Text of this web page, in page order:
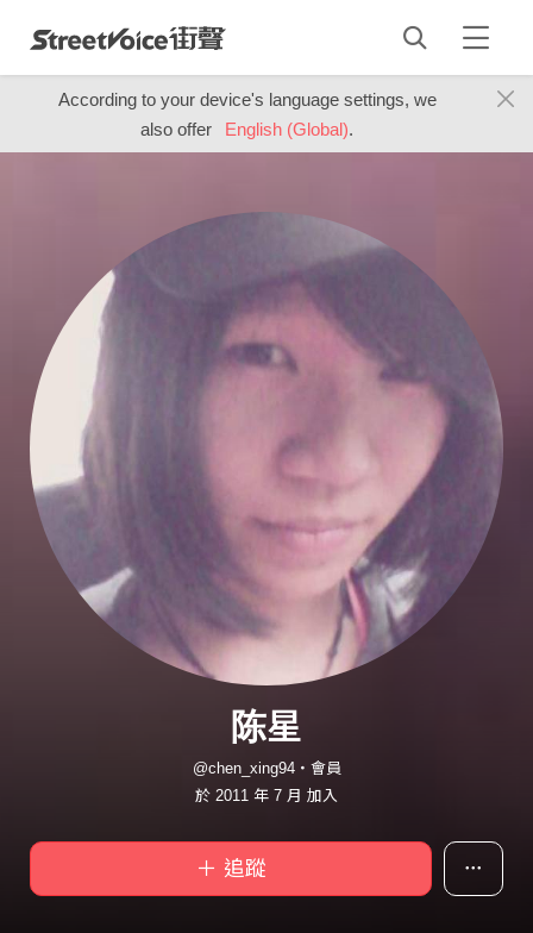
According to your device's language settings, we
also offer
English (Global).
陈星
@chen_xing94・會員
於 2011 年 7 月 加入
＋ 追蹤